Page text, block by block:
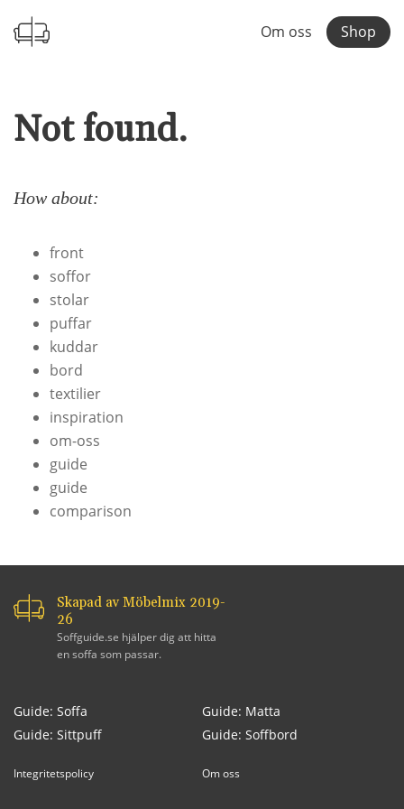
Om oss Shop
Not found.
How about:
front
soffor
stolar
puffar
kuddar
bord
textilier
inspiration
om-oss
guide
guide
comparison
Skapad av Möbelmix 2019-
26
Soffguide.se hjälper dig att hitta
en soffa som passar.
Guide: Soffa
Guide: Matta
Guide: Sittpuff
Guide: Soffbord
Integritetspolicy Om oss